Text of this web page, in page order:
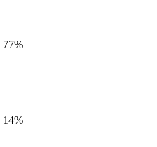
77%
14%